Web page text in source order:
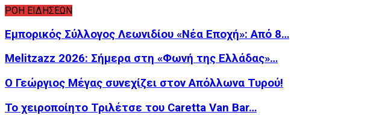
ΡΟΗ ΕΙΔΗΣΕΩΝ
Εμπορικός Σύλλογος Λεωνιδίου «Νέα Εποχή»: Από 8…
Melitzazz 2026: Σήμερα στη «Φωνή της Ελλάδας»…
Ο Γεώργιος Μέγας συνεχίζει στον Απόλλωνα Τυρού!
Το χειροποίητο Τριλέτσε του Caretta Van Bar…